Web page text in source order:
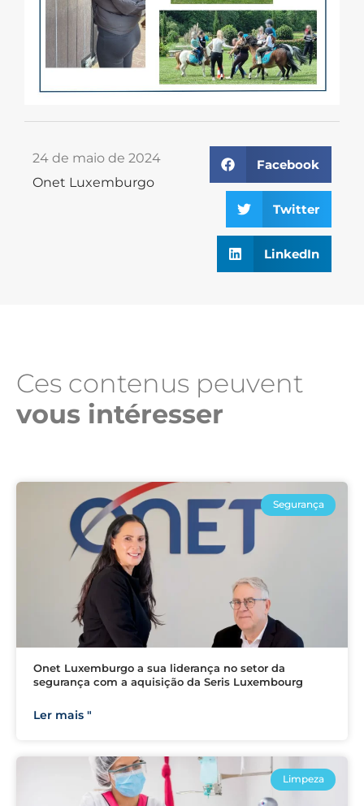
24 de maio de 2024
Onet Luxemburgo
Facebook
Twitter
LinkedIn
Ces contenus peuvent
vous intéresser​
Segurança
Onet Luxemburgo a sua liderança no setor da
segurança com a aquisição da Seris Luxembourg
Ler mais "
Limpeza